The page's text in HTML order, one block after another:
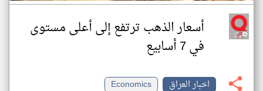
أسعار الذهب ترتفع إلى أعلى مستوى
في 7 أسابيع
اخبار العراق
Economics